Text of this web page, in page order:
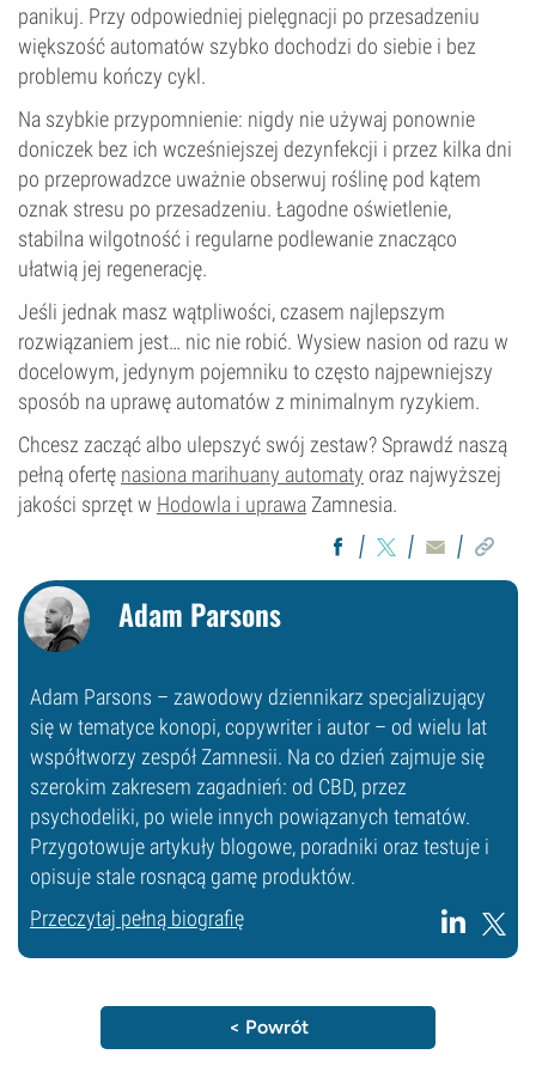
panikuj. Przy odpowiedniej pielęgnacji po przesadzeniu
większość automatów szybko dochodzi do siebie i bez
problemu kończy cykl.
Na szybkie przypomnienie: nigdy nie używaj ponownie
doniczek bez ich wcześniejszej dezynfekcji i przez kilka dni
po przeprowadzce uważnie obserwuj roślinę pod kątem
oznak stresu po przesadzeniu. Łagodne oświetlenie,
stabilna wilgotność i regularne podlewanie znacząco
ułatwią jej regenerację.
Jeśli jednak masz wątpliwości, czasem najlepszym
rozwiązaniem jest… nic nie robić. Wysiew nasion od razu w
docelowym, jedynym pojemniku to często najpewniejszy
sposób na uprawę automatów z minimalnym ryzykiem.
Chcesz zacząć albo ulepszyć swój zestaw? Sprawdź naszą
pełną ofertę nasiona marihuany automaty oraz najwyższej
jakości sprzęt w Hodowla i uprawa Zamnesia.
Adam Parsons
Adam Parsons – zawodowy dziennikarz specjalizujący
się w tematyce konopi, copywriter i autor – od wielu lat
współtworzy zespół Zamnesii. Na co dzień zajmuje się
szerokim zakresem zagadnień: od CBD, przez
psychodeliki, po wiele innych powiązanych tematów.
Przygotowuje artykuły blogowe, poradniki oraz testuje i
opisuje stale rosnącą gamę produktów.
Przeczytaj pełną biografię
< Powrót